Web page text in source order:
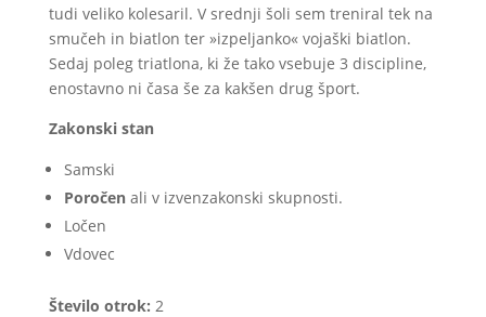
tudi veliko kolesaril. V srednji šoli sem treniral tek na
smučeh in biatlon ter »izpeljanko« vojaški biatlon.
Sedaj poleg triatlona, ki že tako vsebuje 3 discipline,
enostavno ni časa še za kakšen drug šport.
Zakonski stan
Samski
Poročenali v izvenzakonski skupnosti.
Ločen
Vdovec
Število otrok: 2